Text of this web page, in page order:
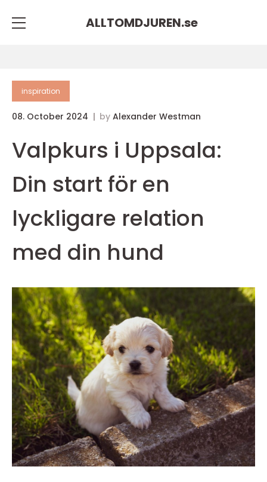
ALLTOMDJUREN.se
inspiration
08. October 2024 by Alexander Westman
Valpkurs i Uppsala:
Din start för en
lyckligare relation
med din hund